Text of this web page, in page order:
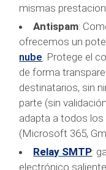
mismas
Antispam:
ofrecemos un
nube. Protege el
de forma
destinatarios, sin
parte (sin
adapta a todos
(Microsoft 365,
Relay SMTP:
electrónico